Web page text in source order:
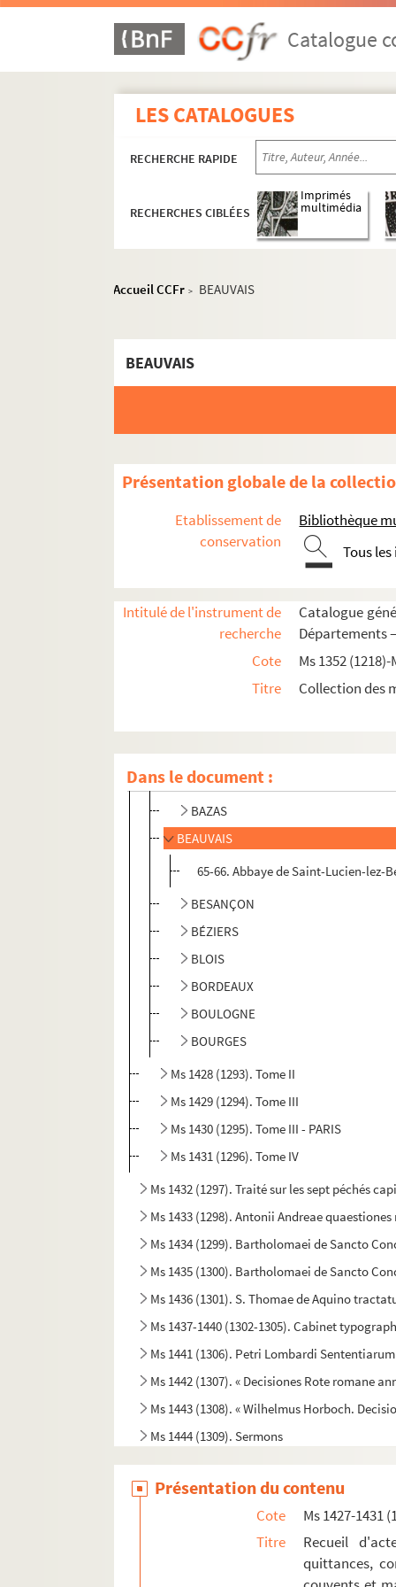
Catalogue
LES CATALOGUES
RECHERCHE RAPIDE
RECHERCHES CIBLÉES
Imprimés
multimédia
Accueil CCFr > BEAUVAIS
BEAUVAIS
Présentation globale de la
Etablissement de
conservation
Bibliothèque
Tous
Intitulé de l'instrument de
recherche
Catalogue
Départements
Cote
Ms 1352
Titre
Collection des
Dans le document :
Ms 1410 (1275). Recueil d'actes originaux,
Ms 1411 (1276). Recueil de pièces
Ms 1412 (1277). Recueil de pièces
Ms 1414 (1279). Recueil de pièces,
Ms 1415 (1280). Recueil de pièces,
Ms 1416 (1281). Recueil de pièces
Ms 1417 (1282). Recueil de pièces
Ms 1418 (1283). Recueil de pièces
Ms 1419 (1284). Recueil de pièces,
Ms 1423 (1288). Recueil des pièces
Ms 1424 (1289). Recueil de pièces
AGDE
AIX
ANGERS
AVIGNON
AVRANCHES
BAYEUX
BAZAS
BEAUVAIS
65-66. Abbaye de Saint-Lucien-lez-
BESANÇON
BÉZIERS
BLOIS
BORDEAUX
BOULOGNE
BOURGES
Ms 1428 (1293). Tome II
Ms 1429 (1294). Tome III
Ms 1430 (1295). Tome III - PARIS
Ms 1431 (1296). Tome IV
Ms 1432 (1297). Traité sur les sept péchés
Ms 1433 (1298). Antonii Andreae
Ms 1434 (1299). Bartholomaei de Sancto
Ms 1435 (1300). Bartholomaei de Sancto
Ms 1436 (1301). S. Thomae de Aquino
Ms 1437-1440 (1302-1305). Cabinet
Ms 1441 (1306). Petri Lombardi
Ms 1442 (1307). « Decisiones Rote romane
Ms 1443 (1308). « Wilhelmus Horboch.
Ms 1444 (1309). Sermons
Ms 1445 (1310). Speculum fratrum Minorum
Ms 1446 (1311). Traités sur la pénitence
Ms 1447 (1312). « Sermones Astensis, Ordinis
Ms 1448 (1313). Opuscules divers de saint
Ms 1449 (1351). Livre d'offices et d'oraisons
Présentation du contenu
Cote
Ms 1427-1431
Titre
Recueil
quittances,